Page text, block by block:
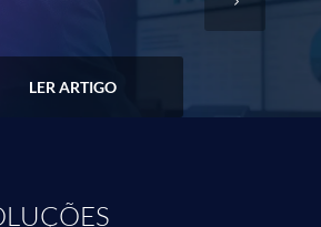
LER ARTIGO